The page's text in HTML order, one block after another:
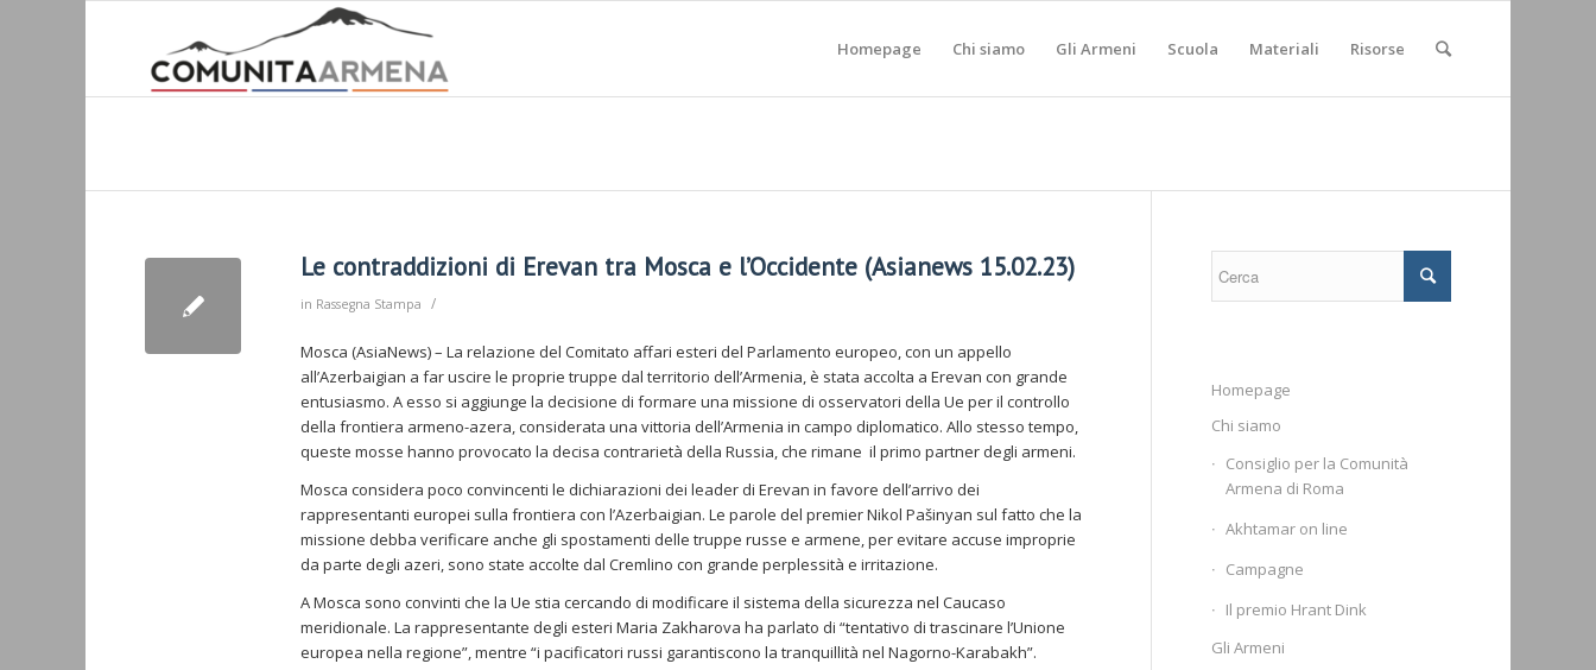
Homepage Chi siamo Gli Armeni Scuola Materiali Risorse
Le contraddizioni di Erevan tra Mosca e l’Occidente (Asianews 15.02.23)
in Rassegna Stampa /
Mosca (AsiaNews) – La relazione del Comitato affari esteri del Parlamento europeo, con un appello
all’Azerbaigian a far uscire le proprie truppe dal territorio dell’Armenia, è stata accolta a Erevan con grande
entusiasmo. A esso si aggiunge la decisione di formare una missione di osservatori della Ue per il controllo
della frontiera armeno-azera, considerata una vittoria dell’Armenia in campo diplomatico. Allo stesso tempo,
queste mosse hanno provocato la decisa contrarietà della Russia, che rimane il primo partner degli armeni.
Mosca considera poco convincenti le dichiarazioni dei leader di Erevan in favore dell’arrivo dei
rappresentanti europei sulla frontiera con l’Azerbaigian. Le parole del premier Nikol Pašinyan sul fatto che la
missione debba verificare anche gli spostamenti delle truppe russe e armene, per evitare accuse improprie
da parte degli azeri, sono state accolte dal Cremlino con grande perplessità e irritazione.
A Mosca sono convinti che la Ue stia cercando di modificare il sistema della sicurezza nel Caucaso
meridionale. La rappresentante degli esteri Maria Zakharova ha parlato di “tentativo di trascinare l’Unione
europea nella regione”, mentre “i pacificatori russi garantiscono la tranquillità nel Nagorno-Karabakh”.
Homepage
Chi siamo
Consiglio per la Comunità
Armena di Roma
Akhtamar on line
Campagne
Il premio Hrant Dink
Gli Armeni